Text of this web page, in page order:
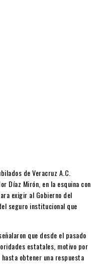
de Veracruz A.C.
Díaz Mirón, en la esquina con
exigir al Gobierno del
seguro institucional que
que desde el pasado
estatales, motivo por
obtener una respuesta